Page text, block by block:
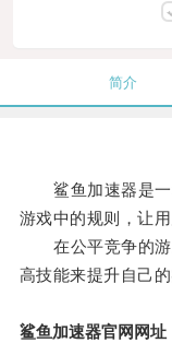
简介
鲨鱼加速器是一
游戏中的规则，让
在公平竞争的游
高技能来提升自己的
鲨鱼加速器官网网址